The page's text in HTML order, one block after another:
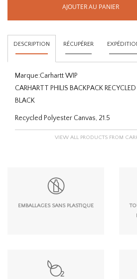
AJOUTER AU PANIER
DESCRIPTION RÉCUPÉRER
Marque:Carhartt WIP
CARHARTT PHILIS BACKPACK
BLACK
Recycled Polyester Canvas, 21.5
VIEW ALL PRODUCTS FROM
EMBALLAGES SANS PLASTIQUE